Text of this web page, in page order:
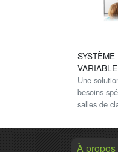
Une
besoins
salles de
À